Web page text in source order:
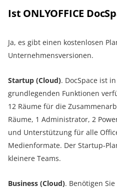
Ist ONLYOFFICE
Ja, es gibt einen kostenlosen
Unternehmensversionen.
Startup (Cloud). DocSpace ist
grundlegenden Funktionen
12 Räume für die
Räume, 1 Administrator, 2
und Unterstützung für alle
Medienformate. Der Startup-
kleinere Teams.
Business (Cloud). Benötigen